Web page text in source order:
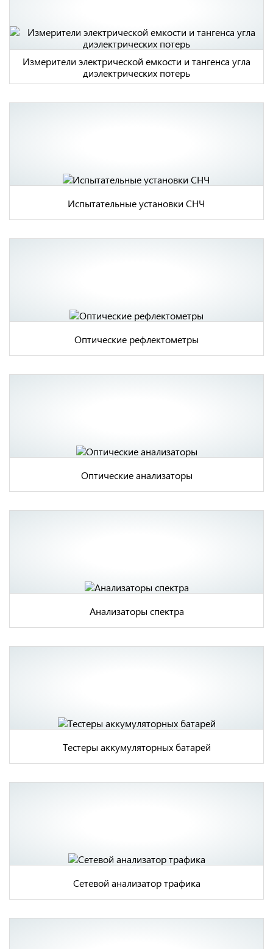
Измерители электрической емкости и тангенса угла
диэлектрических потерь
Испытательные установки СНЧ
Оптические рефлектометры
Оптические анализаторы
Анализаторы спектра
Тестеры аккумуляторных батарей
Сетевой анализатор трафика